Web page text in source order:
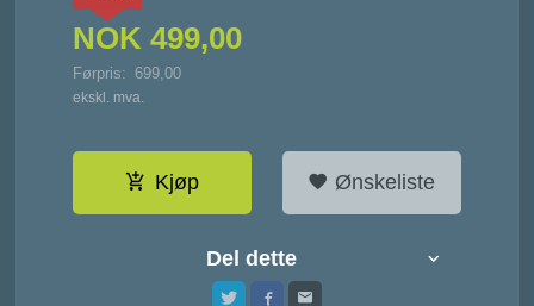
NOK 499,00
Førpris: 699,00
Rabatt
ekskl. mva.
Kjøp Ønskeliste
Del dette